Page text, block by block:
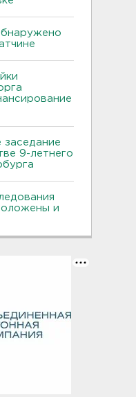
заседание
9-летнего
и